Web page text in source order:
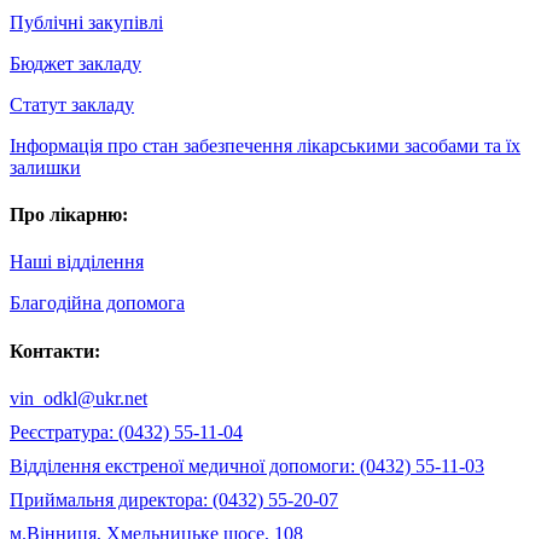
Публічні закупівлі
Бюджет закладу
Статут закладу
Інформація про стан забезпечення лікарськими засобами та їх
залишки
Про лікарню:
Наші відділення
Благодійна допомога
Контакти:
vin_odkl@ukr.net
Реєстратура: (0432) 55-11-04
Відділення екстреної медичної допомоги: (0432) 55-11-03
Приймальня директора: (0432) 55-20-07
м.Вінниця, Хмельницьке шосе, 108